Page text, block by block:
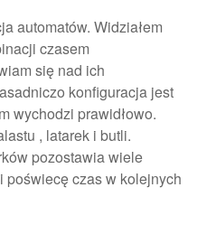
automatów. Widziałem
czasem
się nad ich
konfiguracja jest
wychodzi prawidłowo.
, latarek i butli.
pozostawia wiele
poświecę czas w kolejnych